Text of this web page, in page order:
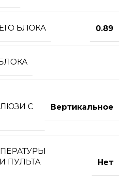
БЛОКА 0.89
С
Вертикальное
ПУЛЬТА
Нет